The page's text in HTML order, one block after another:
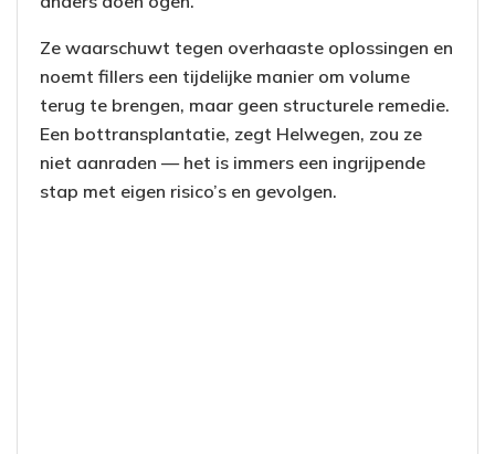
Ze waarschuwt tegen overhaaste oplossingen en
noemt fillers een tijdelijke manier om volume
terug te brengen, maar geen structurele remedie.
Een bottransplantatie, zegt Helwegen, zou ze
niet aanraden — het is immers een ingrijpende
stap met eigen risico’s en gevolgen.